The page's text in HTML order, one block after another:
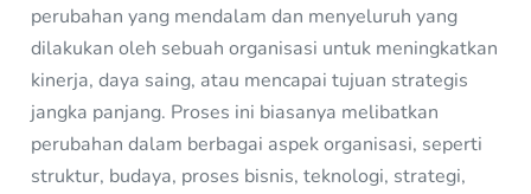
perubahan yang mendalam dan menyeluruh yang
dilakukan oleh sebuah organisasi untuk meningkatkan
kinerja, daya saing, atau mencapai tujuan strategis
jangka panjang. Proses ini biasanya melibatkan
perubahan dalam berbagai aspek organisasi, seperti
struktur, budaya, proses bisnis, teknologi, strategi,